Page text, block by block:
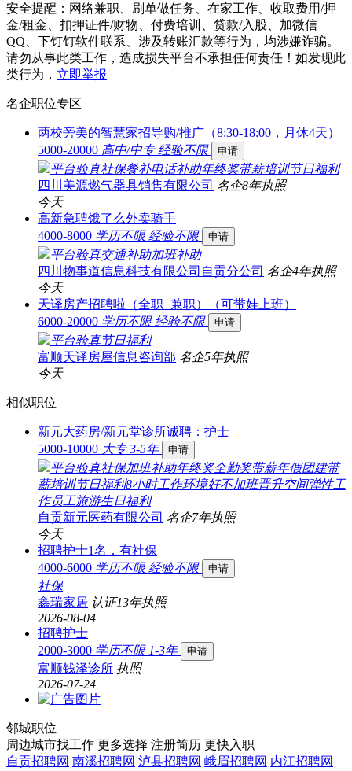
安全提醒：网络兼职、刷单做任务、在家工作、收取费用/押
金/租金、扣押证件/财物、付费培训、贷款/入股、加微信
QQ、下钉钉软件联系、涉及转账汇款等行为，均涉嫌诈骗。
请勿从事此类工作，造成损失平台不承担任何责任！如发现此
类行为， 立即举报
名企职位专区
两校旁美的智慧家招导购/推广（8:30-18:00，月休4天）
5000-20000 高中/中专 经验不限 申请
平台验真社保餐补电话补助年终奖带薪培训节日福利
四川美源燃气器具销售有限公司 名企8年执照
今天
高新急聘饿了么外卖骑手
4000-8000 学历不限 经验不限 申请
平台验真交通补助加班补助
四川物事道信息科技有限公司自贡分公司 名企4年执照
今天
天译房产招聘啦（全职+兼职）（可带娃上班）
6000-20000 学历不限 经验不限 申请
平台验真节日福利
富顺天译房屋信息咨询部 名企5年执照
今天
相似职位
新元大药房/新元堂诊所诚聘：护士
5000-10000 大专 3-5年 申请
平台验真社保加班补助年终奖全勤奖带薪年假团建带
薪培训节日福利8小时工作环境好不加班晋升空间弹性工
作员工旅游生日福利
自贡新元医药有限公司 名企7年执照
今天
招聘护士1名，有社保
4000-6000 学历不限 经验不限 申请
社保
鑫瑞家居 认证13年执照
2026-08-04
招聘护士
2000-3000 学历不限 1-3年 申请
富顺钱泽诊所 执照
2026-07-24
邻城职位
周边城市找工作 更多选择 注册简历 更快入职
自贡招聘网 南溪招聘网 泸县招聘网 峨眉招聘网 内江招聘网